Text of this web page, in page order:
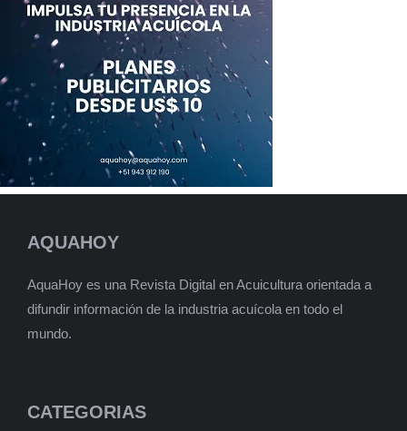
AQUAHOY
AquaHoy es una Revista Digital en Acuicultura orientada a
difundir información de la industria acuícola en todo el
mundo.
CATEGORIAS